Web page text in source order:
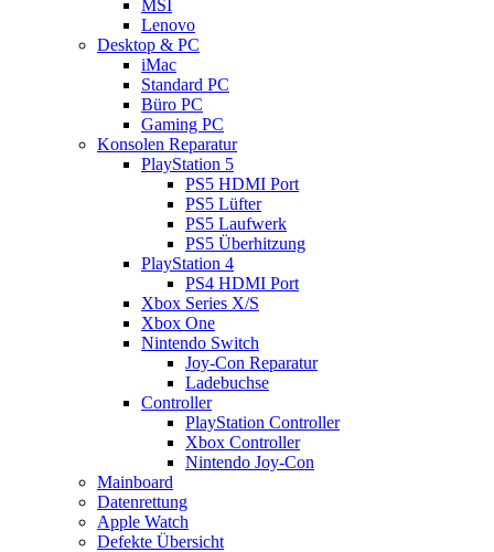
MSI
Lenovo
Desktop & PC
iMac
Standard PC
Büro PC
Gaming PC
Konsolen Reparatur
PlayStation 5
PS5 HDMI Port
PS5 Lüfter
PS5 Laufwerk
PS5 Überhitzung
PlayStation 4
PS4 HDMI Port
Xbox Series X/S
Xbox One
Nintendo Switch
Joy-Con Reparatur
Ladebuchse
Controller
PlayStation Controller
Xbox Controller
Nintendo Joy-Con
Mainboard
Datenrettung
Apple Watch
Defekte Übersicht